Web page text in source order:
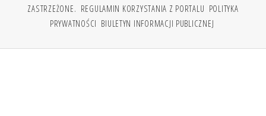
ZASTRZEŻONE. REGULAMIN KORZYSTANIA Z PORTALU POLITYKA
PRYWATNOŚCI BIULETYN INFORMACJI PUBLICZNEJ